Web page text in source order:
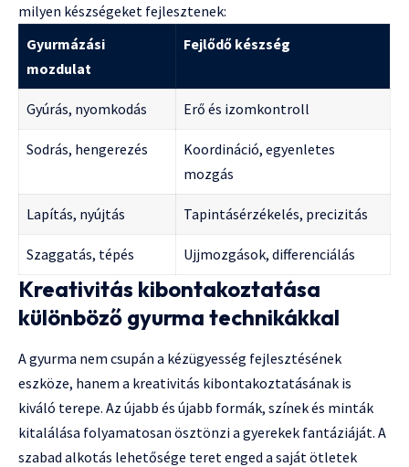
milyen készségeket fejlesztenek:
Gyurmázási
mozdulat
Fejlődő készség
Gyúrás, nyomkodás Erő és izomkontroll
Sodrás, hengerezés
Koordináció, egyenletes
mozgás
Lapítás, nyújtás Tapintásérzékelés, precizitás
Szaggatás, tépés Ujjmozgások, differenciálás
Kreativitás kibontakoztatása
különböző gyurma technikákkal
A gyurma nem csupán a kézügyesség fejlesztésének
eszköze, hanem a kreativitás kibontakoztatásának is
kiváló terepe. Az újabb és újabb formák, színek és minták
kitalálása folyamatosan ösztönzi a gyerekek fantáziáját. A
szabad alkotás lehetősége teret enged a saját ötletek